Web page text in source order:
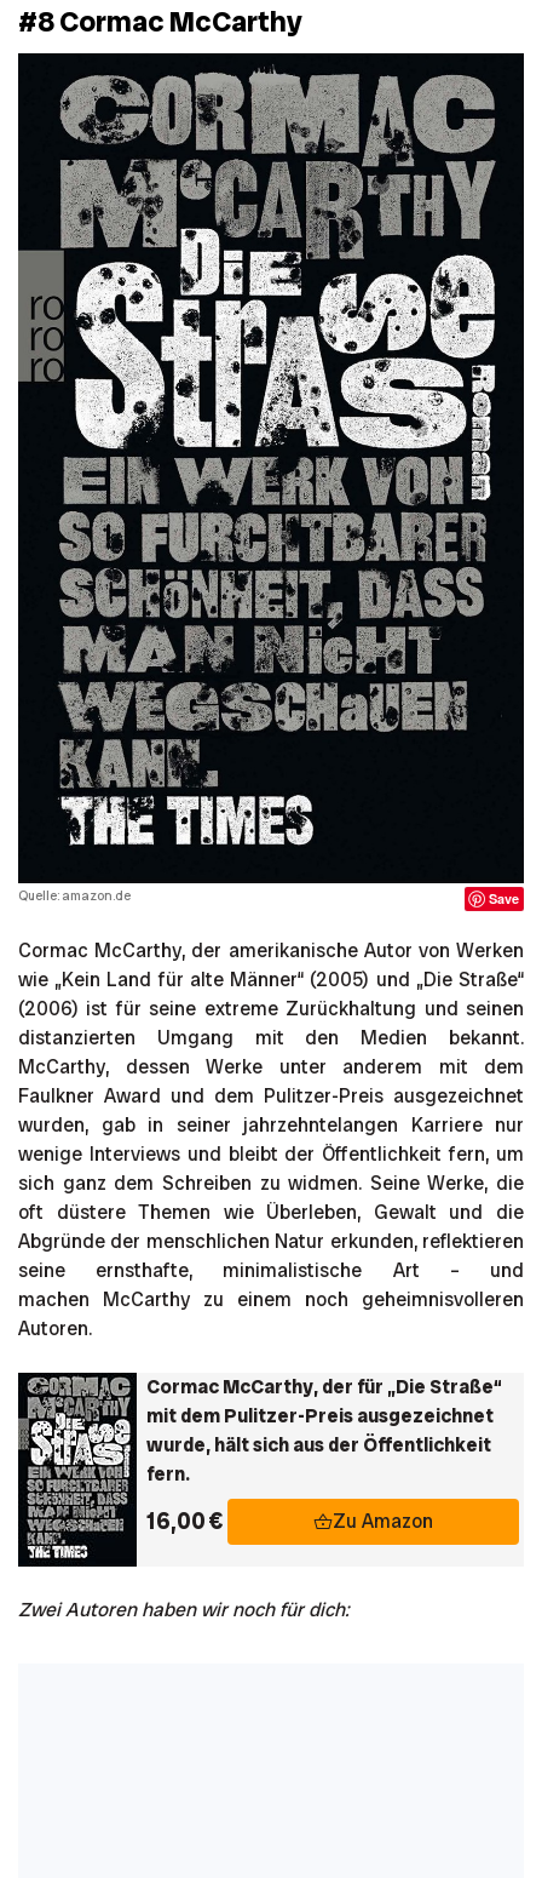
#8 Cormac McCarthy
Quelle: amazon.de Save
Cormac McCarthy, der amerikanische Autor von Werken
wie „Kein Land für alte Männer“ (2005) und „Die Straße“
(2006) ist für seine extreme Zurückhaltung und seinen
distanzierten Umgang mit den Medien bekannt.
McCarthy, dessen Werke unter anderem mit dem
Faulkner Award und dem Pulitzer-Preis ausgezeichnet
wurden, gab in seiner jahrzehntelangen Karriere nur
wenige Interviews und bleibt der Öffentlichkeit fern, um
sich ganz dem Schreiben zu widmen. Seine Werke, die
oft düstere Themen wie Überleben, Gewalt und die
Abgründe der menschlichen Natur erkunden, reflektieren
seine ernsthafte, minimalistische Art – und
machen McCarthy zu einem noch geheimnisvolleren
Autoren.
Cormac McCarthy, der für „Die Straße“
mit dem Pulitzer-Preis ausgezeichnet
wurde, hält sich aus der Öffentlichkeit
fern.
16,00 € Zu Amazon
Zwei Autoren haben wir noch für dich: